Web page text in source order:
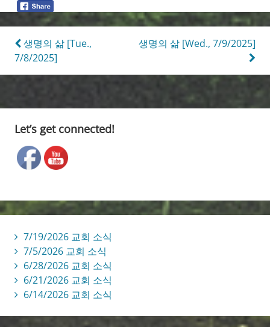
Post
navigation
생명의 삶 [Tue.,
7/8/2025]
생명의 삶 [Wed., 7/9/2025]
Let’s get connected!
7/19/2026 교회 소식
7/5/2026 교회 소식
6/28/2026 교회 소식
6/21/2026 교회 소식
6/14/2026 교회 소식